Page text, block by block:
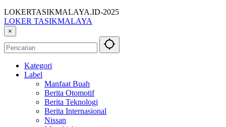
LOKERTASIKMALAYA.ID-2025
LOKER TASIKMALAYA
Info
Lowongan
Kerja
Sekitarna
×
Kategori
Label
Manfaat Buah
Berita Otomotif
Berita Teknologi
Berita Internasional
Nissan